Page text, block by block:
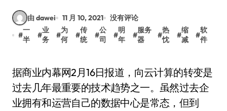
由 dawei 11 月 10, 2021
没有评论
#
一
半
#
业
务
#
为
何
#
传
统
#
公
司
#
明
年
#
服务
器
#
热
忱
#
缩
减
#
软
件
据商业内幕网2月16日报道，向云计算的转变是
过去几年最重要的技术趋势之一。虽然过去企
业拥有和运营自己的数据中心是常态，但到